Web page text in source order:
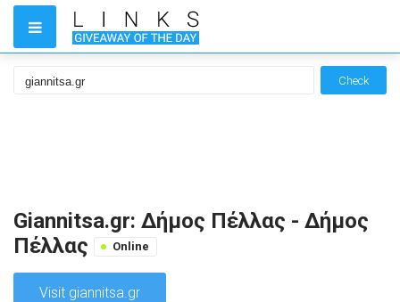
Check
Giannitsa.gr: Δήμος Πέλλας - Δήμος
Πέλλας
Online
Visit giannitsa.gr